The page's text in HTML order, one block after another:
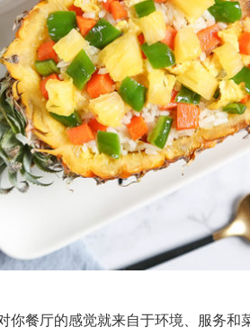
餐厅的感觉就来自于环境、服务和